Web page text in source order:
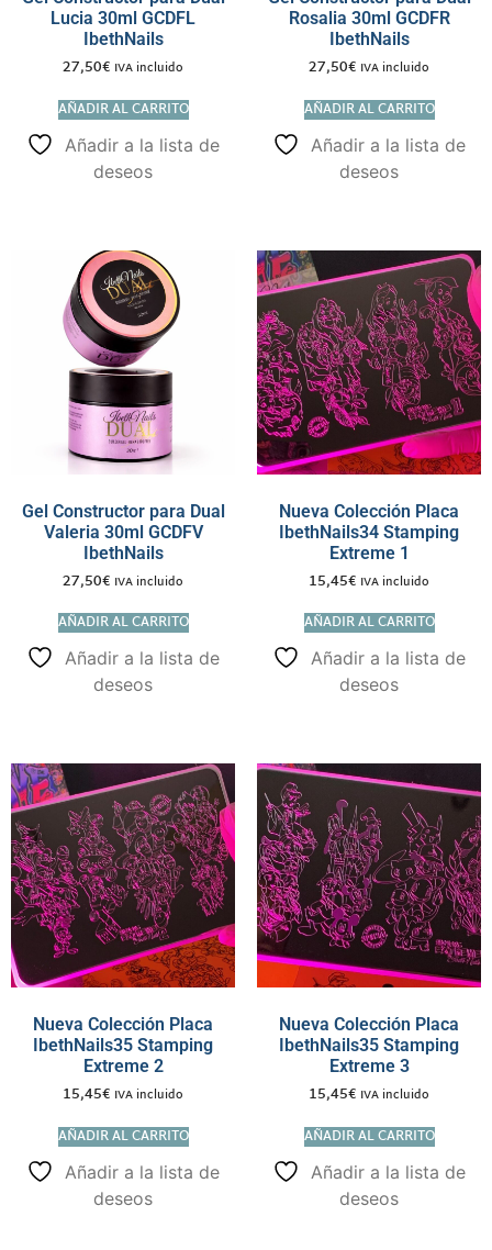
Lucia 30ml GCDFL
IbethNails
27,50€ IVA incluido
AÑADIR AL CARRITO
Añadir a la lista de
deseos
Rosalia 30ml GCDFR
IbethNails
27,50€ IVA incluido
AÑADIR AL CARRITO
Añadir a la lista de
deseos
Gel Constructor para Dual
Valeria 30ml GCDFV
IbethNails
27,50€ IVA incluido
AÑADIR AL CARRITO
Añadir a la lista de
deseos
Nueva Colección Placa
IbethNails34 Stamping
Extreme 1
15,45€ IVA incluido
AÑADIR AL CARRITO
Añadir a la lista de
deseos
Nueva Colección Placa
IbethNails35 Stamping
Extreme 2
15,45€ IVA incluido
AÑADIR AL CARRITO
Añadir a la lista de
deseos
Nueva Colección Placa
IbethNails35 Stamping
Extreme 3
15,45€ IVA incluido
AÑADIR AL CARRITO
Añadir a la lista de
deseos